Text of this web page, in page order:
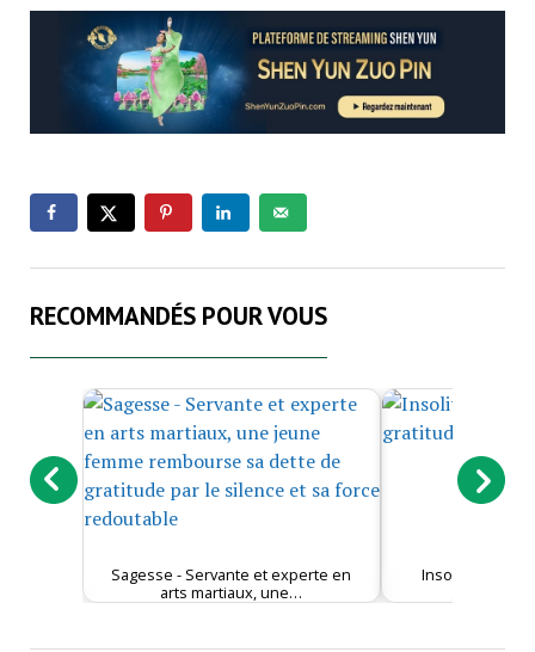
RECOMMANDÉS POUR VOUS
Sagesse - Servante et experte en
arts martiaux, une…
Insolite -